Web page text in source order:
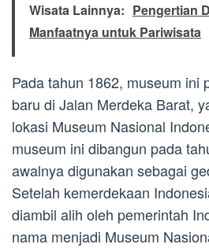
Wisata Lainnya: Pengertian
Manfaatnya untuk Pariwisata
Pada tahun 1862, museum ini
baru di Jalan Merdeka Barat,
lokasi Museum Nasional
museum ini dibangun pada
awalnya digunakan sebagai
Setelah kemerdekaan
diambil alih oleh pemerintah
nama menjadi Museum